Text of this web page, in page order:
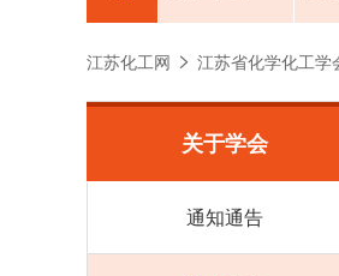
江苏化工网 江苏省化学化工学
关于学会
通知通告